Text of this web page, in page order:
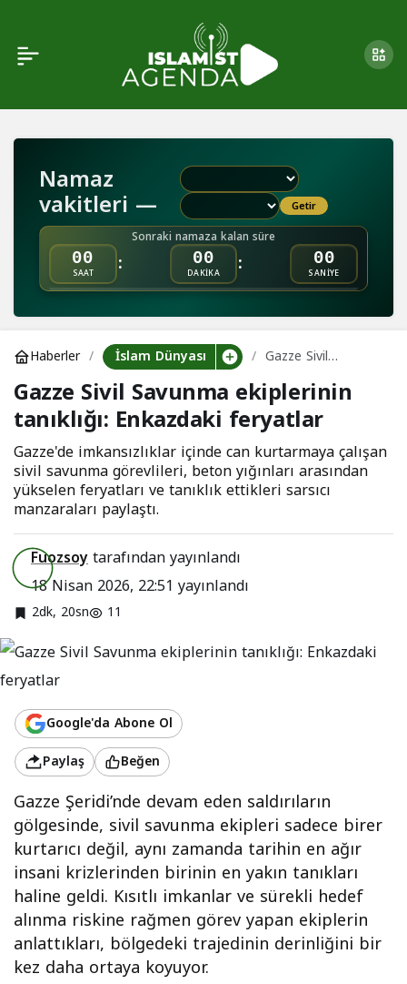
Namaz
vakitleri — Getir
Sonraki namaza kalan süre
00
SAAT : 00
DAKİKA : 00
SANİYE
Haberler İslam Dünyası
Gazze Sivil
Savunma ekiplerinin
tanıklığı: Enkazdaki
feryatlar
Gazze Sivil Savunma ekiplerinin
tanıklığı: Enkazdaki feryatlar
Gazze'de imkansızlıklar içinde can kurtarmaya çalışan
sivil savunma görevlileri, beton yığınları arasından
yükselen feryatları ve tanıklık ettikleri sarsıcı
manzaraları paylaştı.
Fuozsoytarafından yayınlandı
18 Nisan 2026, 22:51 yayınlandı
2dk, 20sn 11
Google'da Abone Ol
Paylaş
Beğen
Gazze Şeridi’nde devam eden saldırıların
gölgesinde, sivil savunma ekipleri sadece birer
kurtarıcı değil, aynı zamanda tarihin en ağır
insani krizlerinden birinin en yakın tanıkları
haline geldi. Kısıtlı imkanlar ve sürekli hedef
alınma riskine rağmen görev yapan ekiplerin
anlattıkları, bölgedeki trajedinin derinliğini bir
kez daha ortaya koyuyor.
ekiplerinin tanıklığı: